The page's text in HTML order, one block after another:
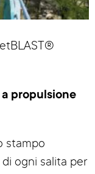
propulsione
stampo
ogni salita per